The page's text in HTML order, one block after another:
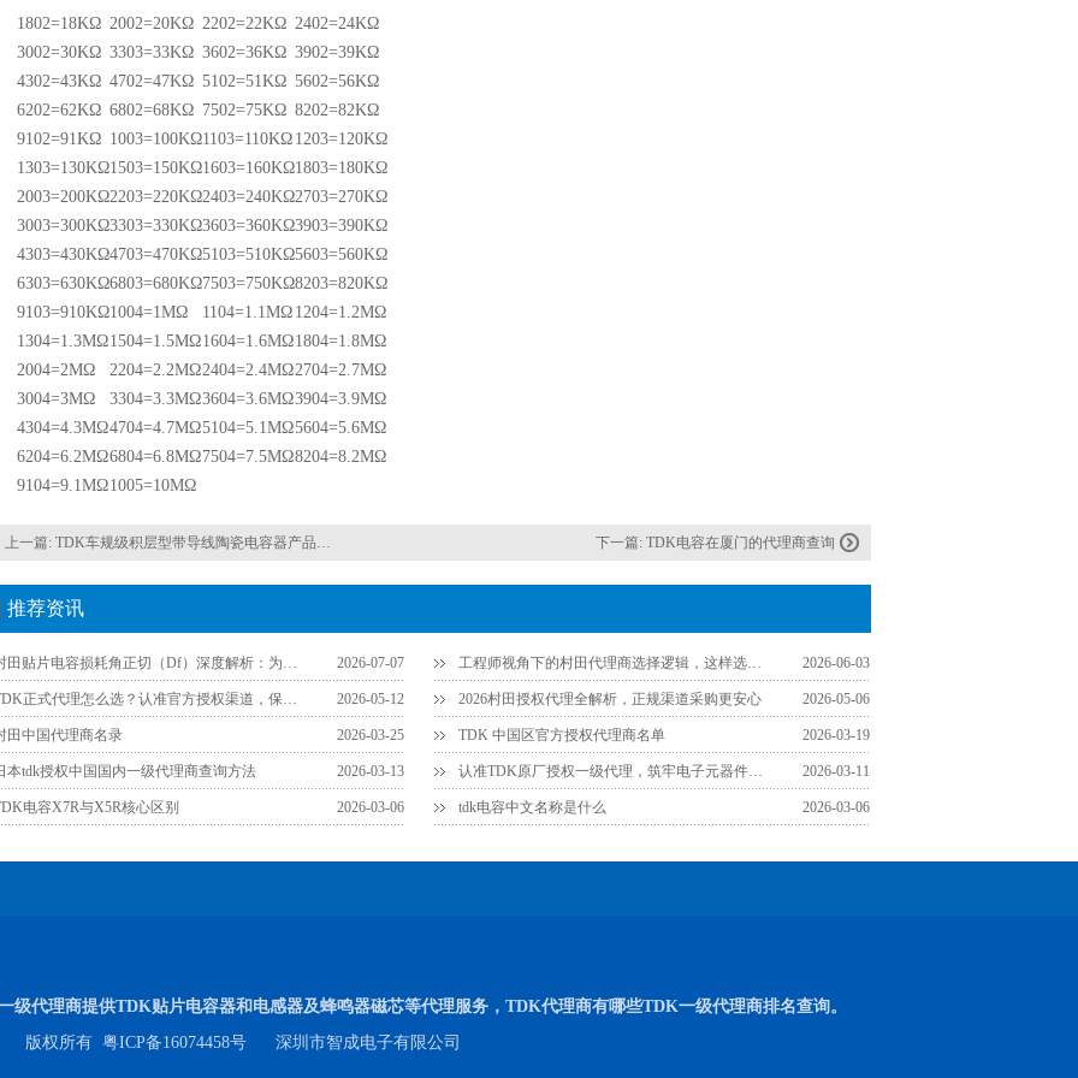
1802=18KΩ 2002=20KΩ 2202=22KΩ 2402=24KΩ
3002=30KΩ 3303=33KΩ 3602=36KΩ 3902=39KΩ
4302=43KΩ 4702=47KΩ 5102=51KΩ 5602=56KΩ
6202=62KΩ 6802=68KΩ 7502=75KΩ 8202=82KΩ
9102=91KΩ 1003=100KΩ1103=110KΩ 1203=120KΩ
1303=130KΩ1503=150KΩ1603=160KΩ1803=180KΩ
2003=200KΩ2203=220KΩ2403=240KΩ2703=270KΩ
3003=300KΩ3303=330KΩ3603=360KΩ3903=390KΩ
4303=430KΩ4703=470KΩ5103=510KΩ5603=560KΩ
6303=630KΩ6803=680KΩ7503=750KΩ8203=820KΩ
9103=910KΩ1004=1MΩ 1104=1.1MΩ 1204=1.2MΩ
1304=1.3MΩ1504=1.5MΩ1604=1.6MΩ1804=1.8MΩ
2004=2MΩ
2204=2.2MΩ2404=2.4MΩ2704=2.7MΩ
3004=3MΩ
3304=3.3MΩ3604=3.6MΩ3904=3.9MΩ
4304=4.3MΩ4704=4.7MΩ5104=5.1MΩ5604=5.6MΩ
6204=6.2MΩ6804=6.8MΩ7504=7.5MΩ8204=8.2MΩ
9104=9.1MΩ1005=10MΩ
上一篇: TDK车规级积层型带导线陶瓷电容器产品系列介绍 下一篇: TDK电容在厦门的代理商查询
推荐资讯
村田贴片电容损耗角正切（Df）深度解析：为什么说它是衡量品质的关键参数？ 2026-07-07 工程师视角下的村田代理商选择逻辑，这样选少走弯路 2026-06-03
TDK正式代理怎么选？认准官方授权渠道，保障供应链安全 2026-05-12 2026村田授权代理全解析，正规渠道采购更安心 2026-05-06
田中国代理商名录 2026-03-25 TDK 中国区官方授权代理商名单 2026-03-19
本tdk授权中国国内一级代理商查询方法 2026-03-13 认准TDK原厂授权一级代理，筑牢电子元器件采购品质防线 2026-03-11
电容X7R与X5R核心区别 2026-03-06 tdk电容中文名称是什么 2026-03-06
级代理商提供TDK贴片电容器和电感器及蜂鸣器磁芯等代理服务，TDK代理商有哪些TDK一级代理商排名查询。
版权所有 粤ICP备16074458号 深圳市智成电子有限公司